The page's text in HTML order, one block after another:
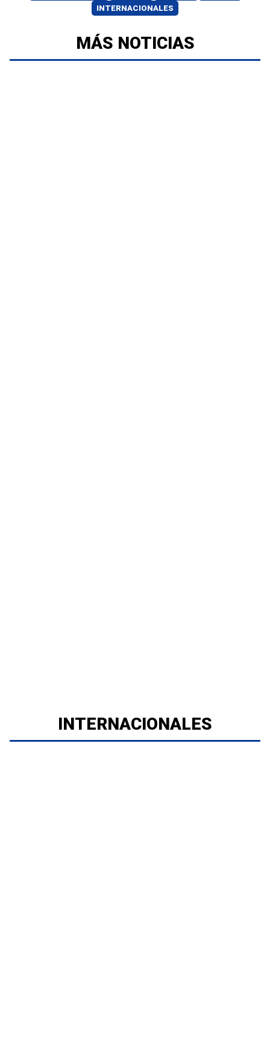
INTERNACIONALES
MÁS NOTICIAS
INTERNACIONALES